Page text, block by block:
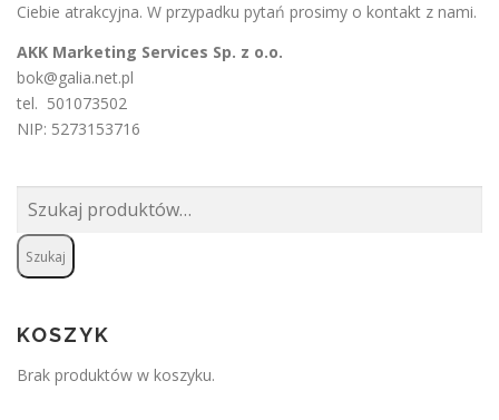
Ciebie atrakcyjna. W przypadku pytań prosimy o kontakt z nami.
AKK Marketing Services Sp. z o.o.
bok@galia.net.pl
tel. 501073502
NIP: 5273153716
Szukaj:
Szukaj
KOSZYK
Brak produktów w koszyku.